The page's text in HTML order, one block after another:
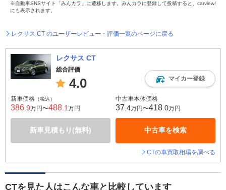
※自動車SNSサイト「みんカラ」に遷移します。みんカラに登録して投稿すると、carview!
にも表示されます。
レクサス CT のユーザーレビュー・評価一覧のページに戻る
レクサス CT
総合評価
4.0 マイカー登録
新車価格 （税込）
386 .9万円〜488 .1 万円
新車見積もり(無料)
中古車本体価格
37 .4万円〜418 .0万円
中古車を検索
CTの車買取相場を調べる
CTを見た人はこんな車と比較しています